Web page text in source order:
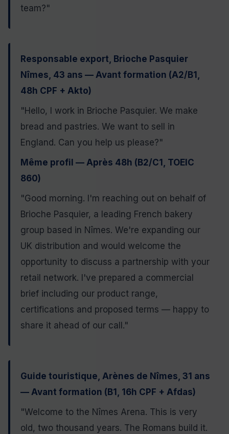
team?"
Responsable export, Brioche Pasquier
Nîmes, 43 ans — Avant formation (A2/B1,
48h CPF + Akto)
"Hello, I work in Brioche Pasquier. We make
bread and pastries. We want to sell in
England. Can you help us please?"
Même profil — Après 48h (B2/C1, TOEIC
860)
"Good morning. I'm reaching out on behalf of
Brioche Pasquier, a leading French bakery
group based in Nîmes. We're expanding our
UK distribution and would welcome the
opportunity to discuss a partnership with your
retail network. I've prepared a commercial
brief including our product range,
certifications and proposed terms — happy to
share it ahead of our call."
Guide touristique, Arènes de Nîmes, 31 ans
— Avant formation (B1, 16h CPF + Afdas)
"Welcome to the Nîmes Arena. This is very
old, two thousand years. The Romans build it.